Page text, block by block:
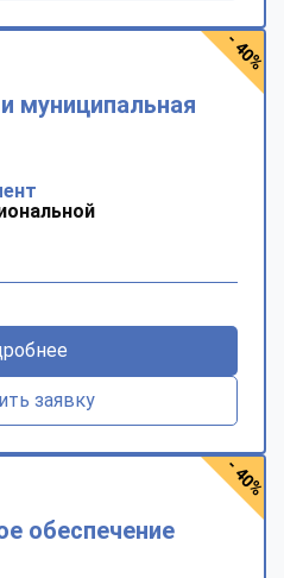
муниципальная
заявку
- 40%
обеспечение
- 40%